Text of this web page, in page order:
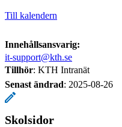
Till kalendern
Innehållsansvarig:
it-support@kth.se
Tillhör: KTH Intranät
Senast ändrad: 2025-08-26
Skolsidor